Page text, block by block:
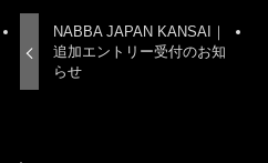
NABBA JAPAN KANSAI｜
追加エントリー受付のお知
らせ